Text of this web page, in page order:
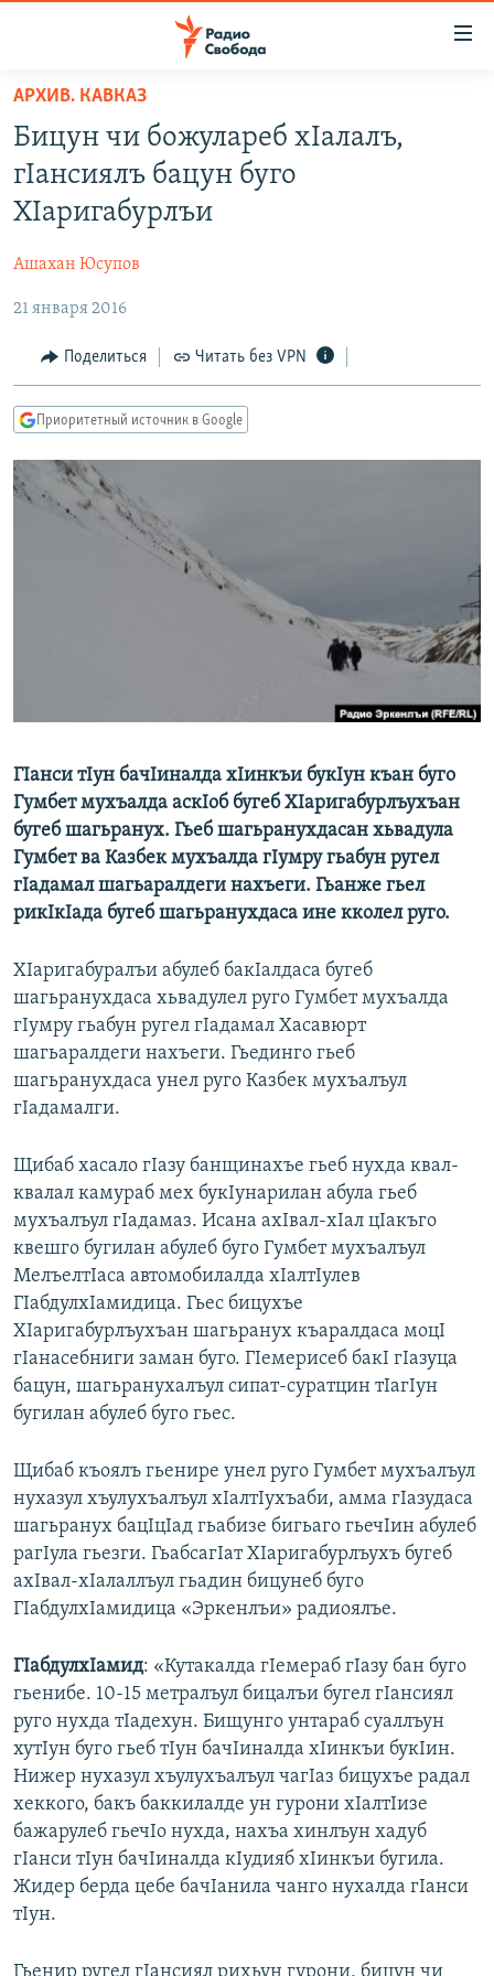
упрощенного
доступа
Вернуться
основному
Вернутся
навигации
Вернутся
поиску
ПОДКАСТЫ
АВТОРСКИЕ ПРОЕКТЫ
МНЕНИЯ
КУЛЬТУРА
IDEL.РЕАЛИИ
СЕВЕР.РЕАЛИИ
СИБИРЬ.РЕАЛИИ
РАСПИСАНИЕ ВЕЩАНИЯ
ПОДПИШИТЕСЬ НА РАССЫЛКУ
Все сайты РСЕ/РС
АРХИВ. КАВКАЗ
Бицун чи божулареб хIалалъ,
гIансиялъ бацун буго
ХIаригабурлъи
Ашахан Юсупов
21 января 2016
Поделиться Читать без VPN
Приоритетный источник в Google
ГIанси тIун бачIиналда хIинкъи букIун къан буго
Гумбет мухъалда аскIоб бугеб ХIаригабурлъухъан
бугеб шагьранух. Гьеб шагьранухдасан хьвадула
Гумбет ва Казбек мухъалда гIумру гьабун ругел
гIадамал шагьаралдеги нахъеги. Гьанже гьел
рикIкIада бугеб шагьранухдаса ине кколел руго.
ХIаригабуралъи абулеб бакIалдаса бугеб
шагьранухдаса хьвадулел руго Гумбет мухъалда
гIумру гьабун ругел гIадамал Хасавюрт
шагьаралдеги нахъеги. Гьединго гьеб
шагьранухдаса унел руго Казбек мухъалъул
гIадамалги.
Щибаб хасало гIазу банщинахъе гьеб нухда квал-
квалал камураб мех букIунарилан абула гьеб
мухъалъул гIадамаз. Исана ахIвал-хIал цIакъго
квешго бугилан абулеб буго Гумбет мухъалъул
МелъелтIаса автомобилалда хIалтIулев
ГIабдулхIамидица. Гьес бицухъе
ХIаригабурлъухъан шагьранух къаралдаса моцI
гIанасебниги заман буго. ГIемерисеб бакI гIазуца
бацун, шагьранухалъул сипат-суратцин тIагIун
бугилан абулеб буго гьес.
Щибаб къоялъ гьенире унел руго Гумбет мухъалъул
нухазул хъулухъалъул хIалтIухъаби, амма гIазудаса
шагьранух бацIцIад гьабизе бигьаго гьечIин абулеб
рагIула гьезги. ГьабсагIат ХIаригабурлъухъ бугеб
ахIвал-хIалаллъул гьадин бицунеб буго
ГIабдулхIамидица «Эркенлъи» радиоялъе.
ГIабдулхIамид: «Кутакалда гIемераб гIазу бан буго
гьенибе. 10-15 метралъул бицалъи бугел гIансиял
руго нухда тIадехун. Бищунго унтараб суаллъун
хутIун буго гьеб тIун бачIиналда хIинкъи букIин.
Нижер нухазул хъулухъалъул чагIаз бицухъе радал
хеккого, бакъ баккилалде ун гурони хIалтIизе
бажарулеб гьечIо нухда, нахъа хинлъун хадуб
гIанси тIун бачIиналда кIудияб хIинкъи бугила.
Жидер берда цебе бачIанила чанго нухалда гIанси
тIун.